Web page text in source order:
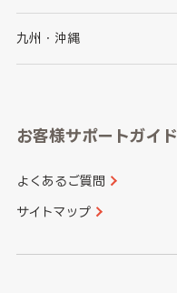
山梨県
愛知県
京都府
和歌山県
鳥取県
山口県
香川県
九州・沖縄
長崎県
大分県
お客様サポートガイド
よくあるご質問
サイトマップ